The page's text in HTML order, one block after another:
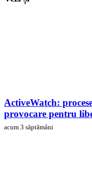
ActiveWatch:
provocare pentru
acum 3 săptămâni